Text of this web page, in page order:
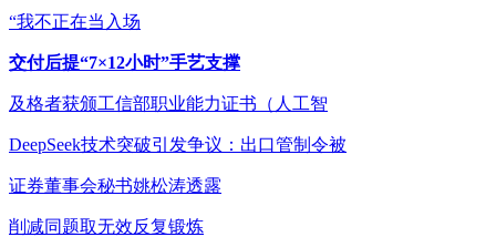
“我不正在当入场
交付后提“7×12小时”手艺支撑
及格者获颁工信部职业能力证书（人工智
DeepSeek技术突破引发争议：出口管制令被
证券董事会秘书姚松涛透露
削减同题取无效反复锻炼